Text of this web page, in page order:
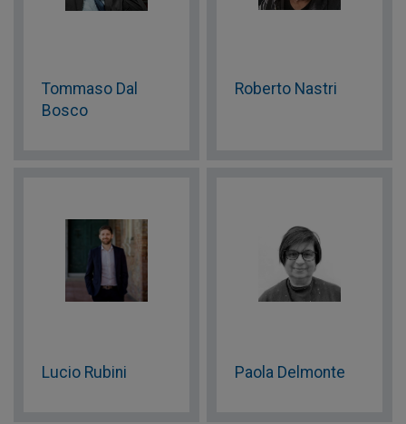
Tommaso Dal
Bosco
Roberto Nastri
Lucio Rubini Paola Delmonte